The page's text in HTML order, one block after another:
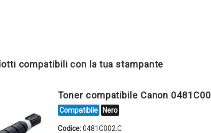
compatibili con la tua stampante
Toner compatibile Canon
Compatibile Nero
Codice:0481C002.C